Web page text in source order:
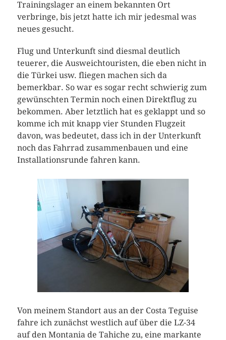
Trainingslager an einem bekannten Ort
verbringe, bis jetzt hatte ich mir jedesmal was
neues gesucht.
Flug und Unterkunft sind diesmal deutlich
teuerer, die Ausweichtouristen, die eben nicht in
die Türkei usw. fliegen machen sich da
bemerkbar. So war es sogar recht schwierig zum
gewünschten Termin noch einen Direktflug zu
bekommen. Aber letztlich hat es geklappt und so
komme ich mit knapp vier Stunden Flugzeit
davon, was bedeutet, dass ich in der Unterkunft
noch das Fahrrad zusammenbauen und eine
Installationsrunde fahren kann.
Von meinem Standort aus an der Costa Teguise
fahre ich zunächst westlich auf über die LZ-34
auf den Montania de Tahiche zu, eine markante